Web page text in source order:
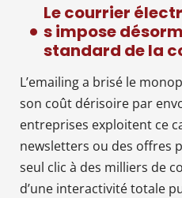
Le courrier
s impose
standard de la
L’emailing a brisé le
son coût dérisoire par
entreprises exploitent ce
newsletters ou des offres
seul clic à des milliers de
d’une interactivité totale